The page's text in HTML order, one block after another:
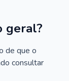
geral?
de que o
consultar